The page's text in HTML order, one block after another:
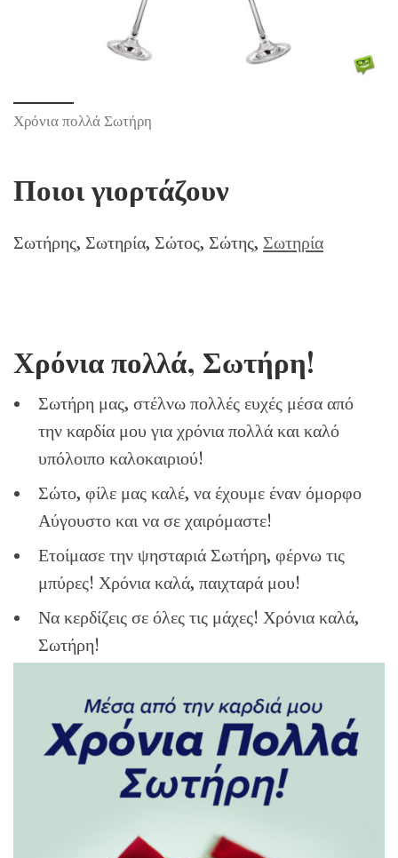
Χρόνια πολλά Σωτήρη
Ποιοι γιορτάζουν
Σωτήρης, Σωτηρία, Σώτος, Σώτης, Σωτηρία
Χρόνια πολλά, Σωτήρη!
Σωτήρη μας, στέλνω πολλές ευχές μέσα από
την καρδία μου για χρόνια πολλά και καλό
υπόλοιπο καλοκαιριού!
Σώτο, φίλε μας καλέ, να έχουμε έναν όμορφο
Αύγουστο και να σε χαιρόμαστε!
Ετοίμασε την ψησταριά Σωτήρη, φέρνω τις
μπύρες! Χρόνια καλά, παιχταρά μου!
Να κερδίζεις σε όλες τις μάχες! Χρόνια καλά,
Σωτήρη!